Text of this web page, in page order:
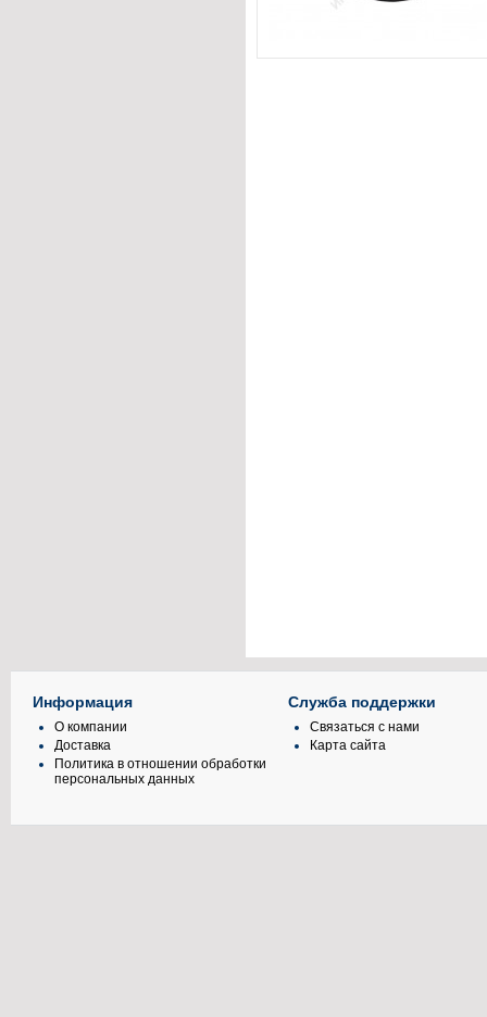
Информация
О компании
Доставка
Политика в отношении обработки
персональных данных
Служба поддержки
Связаться с нами
Карта сайта